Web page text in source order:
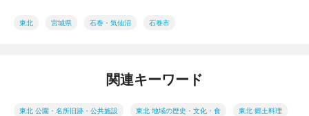
東北 宮城県 石巻・気仙沼 石巻市
関連キーワード
東北 公園・名所旧跡・公共施設 東北 地域の歴史・文化・食 東北 郷土料理